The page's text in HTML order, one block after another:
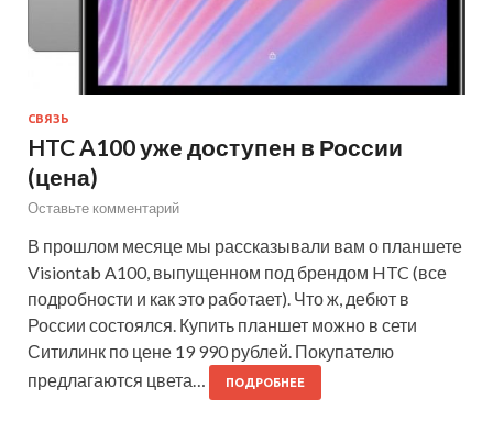
СВЯЗЬ
HTC A100 уже доступен в России
(цена)
Оставьте комментарий
В прошлом месяце мы рассказывали вам о планшете
Visiontab A100, выпущенном под брендом HTC (все
подробности и как это работает). Что ж, дебют в
России состоялся. Купить планшет можно в сети
Ситилинк по цене 19 990 рублей. Покупателю
предлагаются цвета…
ПОДРОБНЕЕ